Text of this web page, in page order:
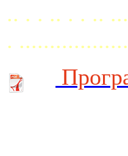
.. . . .. . . ..
.